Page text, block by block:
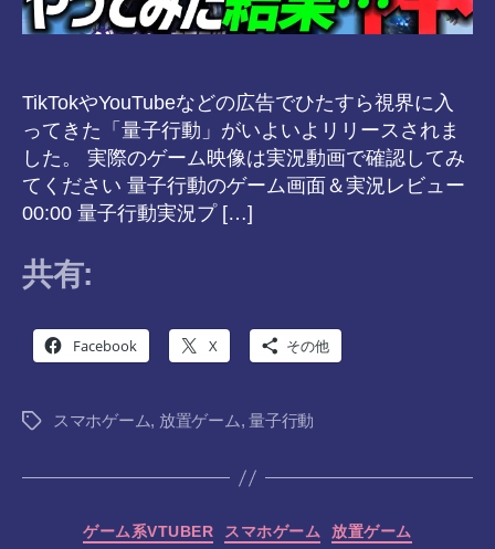
TikTokやYouTubeなどの広告でひたすら視界に入
ってきた「量子行動」がいよいよリリースされま
した。 実際のゲーム映像は実況動画で確認してみ
てください 量子行動のゲーム画面＆実況レビュー
00:00 量子行動実況プ […]
共有:
Facebook X その他
タ
スマホゲーム, 放置ゲーム,量子行動
カ
ゲーム系VTUBER スマホゲーム 放置ゲーム